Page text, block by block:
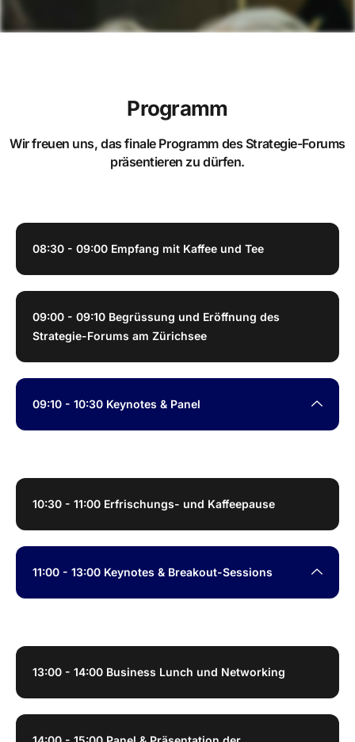
Programm
Wir freuen uns, das finale Programm des Strategie-Forums
präsentieren zu dürfen.
08:30 - 09:00 Empfang mit Kaffee und Tee
09:00 - 09:10 Begrüssung und Eröffnung​ des
Strategie-Forums am Zürichsee
09:10 - 10:30 Keynotes & Panel
10:30 - 11:00 Erfrischungs- und Kaffeepause
11:00 - 13:00 Keynotes & Breakout-Sessions
13:00 - 14:00 Business Lunch und Networking​